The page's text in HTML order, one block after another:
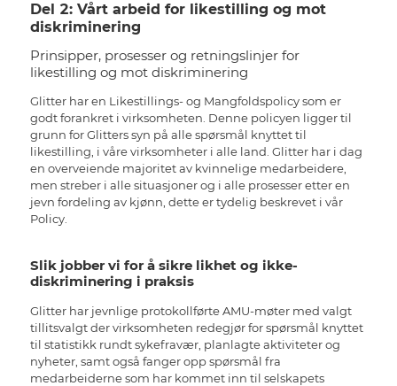
Del 2: Vårt arbeid for likestilling og mot
diskriminering
Prinsipper, prosesser og retningslinjer for
likestilling og mot diskriminering
Glitter har en Likestillings- og Mangfoldspolicy som er
godt forankret i virksomheten. Denne policyen ligger til
grunn for Glitters syn på alle spørsmål knyttet til
likestilling, i våre virksomheter i alle land. Glitter har i dag
en overveiende majoritet av kvinnelige medarbeidere,
men streber i alle situasjoner og i alle prosesser etter en
jevn fordeling av kjønn, dette er tydelig beskrevet i vår
Policy.
Slik jobber vi for å sikre likhet og ikke-
diskriminering i praksis
Glitter har jevnlige protokollførte AMU-møter med valgt
tillitsvalgt der virksomheten redegjør for spørsmål knyttet
til statistikk rundt sykefravær, planlagte aktiviteter og
nyheter, samt også fanger opp spørsmål fra
medarbeiderne som har kommet inn til selskapets